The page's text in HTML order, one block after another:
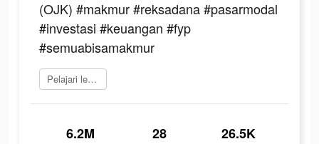
(OJK) #makmur #reksadana #pasarmodal
#investasi #keuangan #fyp
#semuabisamakmur
Pelajari lebih lanjut
6.2M 28 26.5K